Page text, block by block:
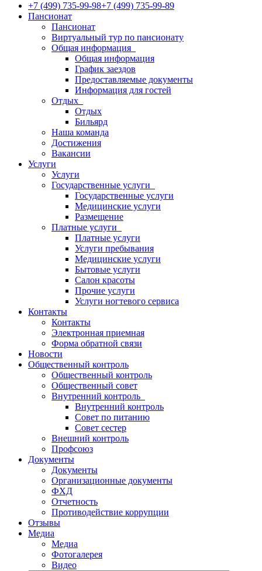
+7 (499) 735-99-98+7 (499) 735-99-89
Пансионат
Пансионат
Виртуальный тур по пансионату
Общая информация
Общая информация
График заездов
Предоставляемые документы
Информация для гостей
Отдых
Отдых
Бильярд
Наша команда
Достижения
Вакансии
Услуги
Услуги
Государственные услуги
Государственные услуги
Медицинские услуги
Размещение
Платные услуги
Платные услуги
Услуги пребывания
Медицинские услуги
Бытовые услуги
Салон красоты
Прочие услуги
Услуги ногтевого сервиса
Контакты
Контакты
Электронная приемная
Форма обратной связи
Новости
Общественный контроль
Общественный контроль
Общественный совет
Внутренний контроль
Внутренний контроль
Совет по питанию
Совет сестер
Внешний контроль
Профсоюз
Документы
Документы
Организационные документы
ФХД
Отчетность
Противодействие коррупции
Отзывы
Медиа
Медиа
Фотогалерея
Видео